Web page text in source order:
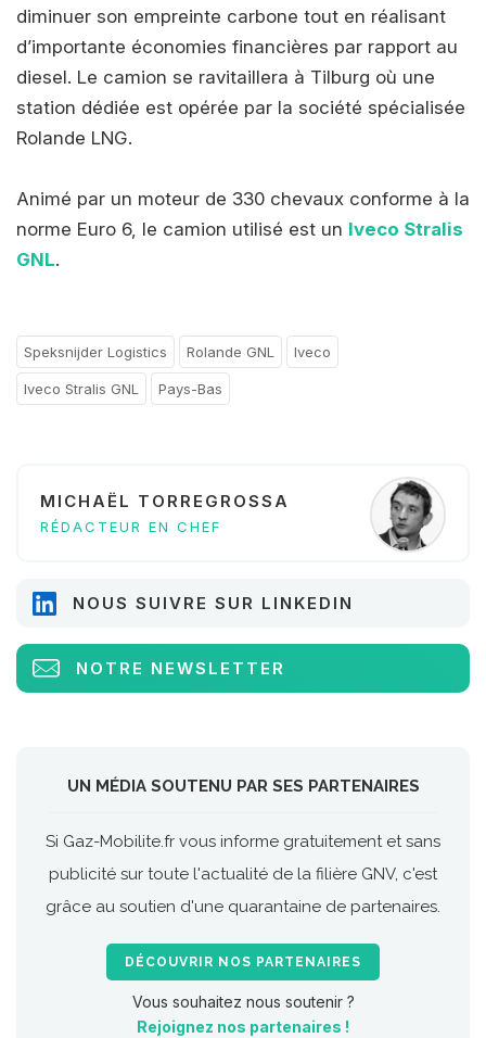
diminuer son empreinte carbone tout en réalisant
d’importante économies financières par rapport au
diesel. Le camion se ravitaillera à Tilburg où une
station dédiée est opérée par la société spécialisée
Rolande LNG.
Animé par un moteur de 330 chevaux conforme à la
norme Euro 6, le camion utilisé est un Iveco Stralis
GNL.
Speksnijder Logistics Rolande GNL Iveco
Iveco Stralis GNL Pays-Bas
MICHAËL TORREGROSSA
RÉDACTEUR EN CHEF
NOUS SUIVRE SUR LINKEDIN
NOTRE NEWSLETTER
UN MÉDIA SOUTENU PAR SES PARTENAIRES
Si Gaz-Mobilite.fr vous informe gratuitement et sans
publicité sur toute l'actualité de la filière GNV, c'est
grâce au soutien d'une quarantaine de partenaires.
DÉCOUVRIR NOS PARTENAIRES
Vous souhaitez nous soutenir ?
Rejoignez nos partenaires !